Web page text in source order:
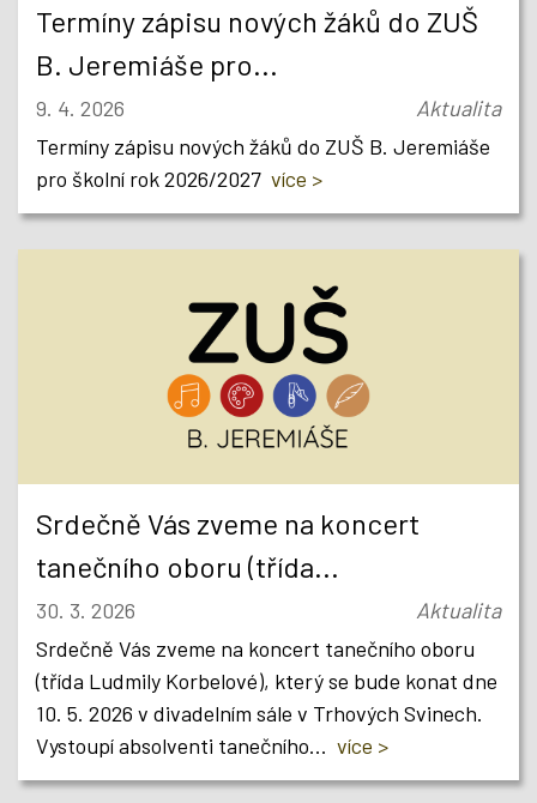
Termíny zápisu nových žáků do ZUŠ
B. Jeremiáše pro...
9. 4. 2026
Aktualita
Termíny zápisu nových žáků do ZUŠ B. Jeremiáše
pro školní rok 2026/2027 více >
Srdečně Vás zveme na koncert
tanečního oboru (třída...
30. 3. 2026
Aktualita
Srdečně Vás zveme na koncert tanečního oboru
(třída Ludmily Korbelové), který se bude konat dne
10. 5. 2026 v divadelním sále v Trhových Svinech.
Vystoupí absolventi tanečního... více >